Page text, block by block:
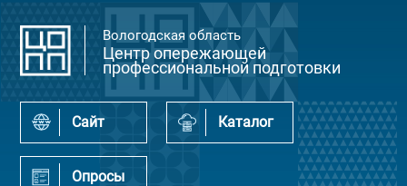
Вологодская область
Центр опережающей
профессиональной подготовки
Сайт Каталог
Опросы